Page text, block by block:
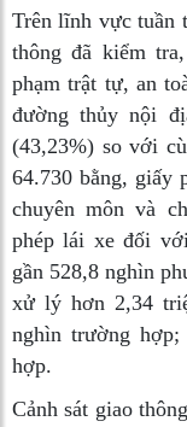
Trên lĩnh vực tuần
thông đã kiểm
phạm trật tự, an
đường thủy nội
(43,23%) so với
64.730 bằng, giấy
chuyên môn và
phép lái xe đối
gần 528,8 nghìn
xử lý hơn 2,34
nghìn trường
hợp.
Cảnh sát giao